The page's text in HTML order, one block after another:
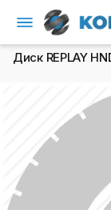
Диск REPLAY